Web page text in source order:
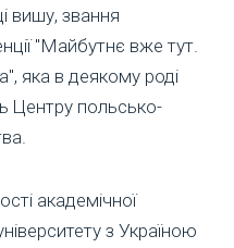
вишу, звання
"Майбутнє вже тут.
яка в деякому роді
Центру польсько-
академічної
з Україною